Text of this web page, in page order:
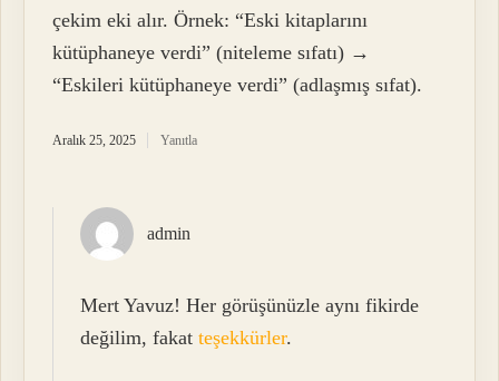
çekim eki alır. Örnek: “Eski kitaplarını
kütüphaneye verdi” (niteleme sıfatı) →
“Eskileri kütüphaneye verdi” (adlaşmış sıfat).
Aralık 25, 2025 Yanıtla
admin
Mert Yavuz! Her görüşünüzle aynı fikirde
değilim, fakatteşekkürler.